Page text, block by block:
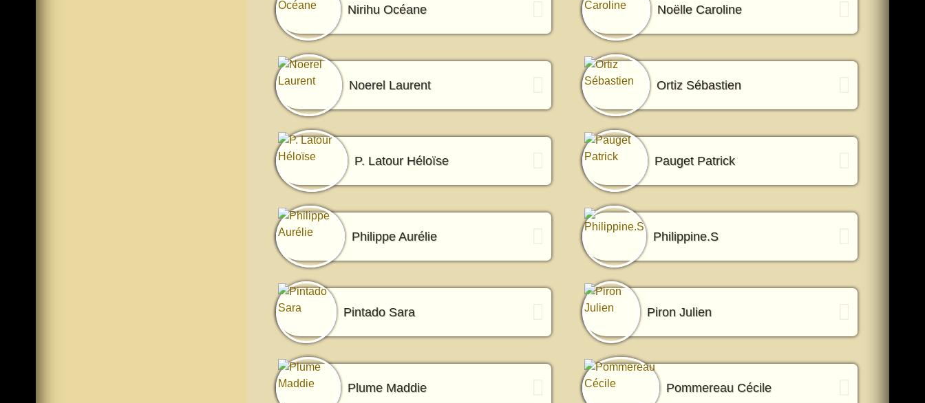
Nirihu Océane Noëlle Caroline
Noerel Laurent Ortiz Sébastien
P. Latour Héloïse Pauget Patrick
Philippe Aurélie Philippine.S
Pintado Sara Piron Julien
Plume Maddie Pommereau Cécile